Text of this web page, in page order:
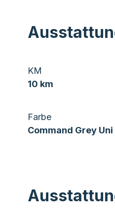
KM
10 km
Farbe
Command Grey Uni